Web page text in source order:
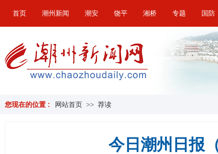
首页 潮州新闻 潮安 饶平 湘桥 专题 国防
您现在的位置 : 网站首页 >> 荐读
今日潮州日报